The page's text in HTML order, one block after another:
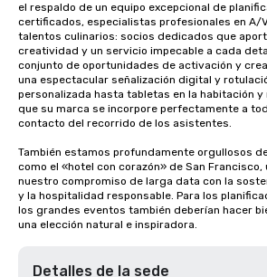
el respaldo de un equipo excepcional de
certificados, especialistas profesionales en A/
talentos culinarios: socios dedicados que
creatividad y un servicio impecable a cada
conjunto de oportunidades de activación y
una espectacular señalización digital y
personalizada hasta tabletas en la habitación y
que su marca se incorpore perfectamente a
contacto del recorrido de los asistentes.
También estamos profundamente orgullosos
como el «hotel con corazón» de San
nuestro compromiso de larga data con la
y la hospitalidad responsable. Para los
los grandes eventos también deberían hacer
una elección natural e inspiradora.
Detalles de la sede